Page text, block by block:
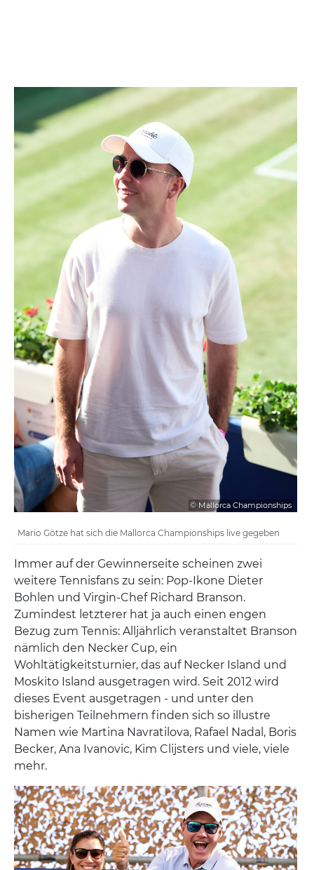
© Mallorca Championships
Mario Götze hat sich die Mallorca Championships live gegeben
Immer auf der Gewinnerseite scheinen zwei
weitere Tennisfans zu sein: Pop-Ikone Dieter
Bohlen und Virgin-Chef Richard Branson.
Zumindest letzterer hat ja auch einen engen
Bezug zum Tennis: Alljährlich veranstaltet Branson
nämlich den Necker Cup, ein
Wohltätigkeitsturnier, das auf Necker Island und
Moskito Island ausgetragen wird. Seit 2012 wird
dieses Event ausgetragen - und unter den
bisherigen Teilnehmern finden sich so illustre
Namen wie Martina Navratilova, Rafael Nadal, Boris
Becker, Ana Ivanovic, Kim Clijsters und viele, viele
mehr.